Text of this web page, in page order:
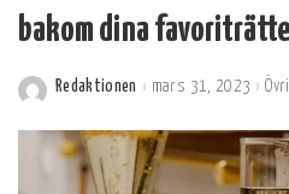
bakom dina
Postat
Redaktionen mars 31, 2023